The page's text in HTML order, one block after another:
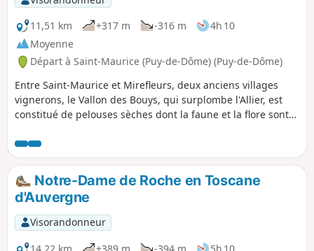
11,51 km
+317 m -316 m
4h 10
Moyenne
Départ à Saint-Maurice (Puy-de-Dôme) (Puy-de-Dôme)
Entre Saint-Maurice et Mirefleurs, deux anciens villages
vignerons, le Vallon des Bouys, qui surplombe l'Allier, est
constitué de pelouses sèches dont la faune et la flore sont
témoignent de l'exploitation locale du calcaire. Sur le site de
l'ancienne station thermale Sainte-Marguerite, un geyser
attend votre passage pour, peut-être, se réveiller.
Notre-Dame de Roche en Toscane
d'Auvergne
Visorandonneur
14,22 km
+389 m -394 m
5h 10